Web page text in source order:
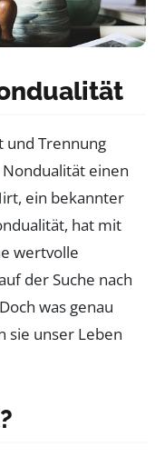
und Trennung
einen
ein bekannter
hat mit
wertvolle
der Suche nach
was genau
sie unser Leben